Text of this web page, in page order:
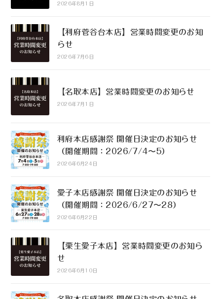
2026年8月1日
【利府菅谷台本店】営業時間変更のお知
らせ
2026年7月6日
【名取本店】営業時間変更のお知らせ
2026年7月1日
利府本店感謝祭 開催日決定のお知らせ
（開催期間：2026/7/4〜5）
2026年6月24日
愛子本店感謝祭 開催日決定のお知らせ
（開催期間：2026/6/27〜28）
2026年6月22日
【栗生愛子本店】営業時間変更のお知ら
せ
2026年6月10日